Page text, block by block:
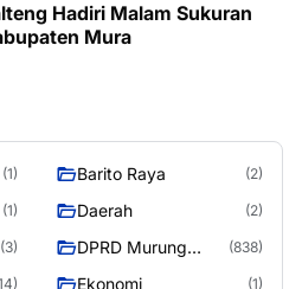
Hadiri Malam Sukuran
Mura
(1) Barito Raya (2)
(1) Daerah (2)
(3)
DPRD Murung
(838)
Ekonomi (1)